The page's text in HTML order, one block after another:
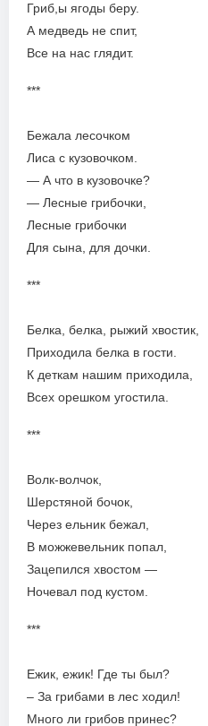
Гриб,ы ягоды беру.
А медведь не спит,
Все на нас глядит.
***
Бежала лесочком
Лиса с кузовочком.
— А что в кузовочке?
— Лесные грибочки,
Лесные грибочки
Для сына, для дочки.
***
Белка, белка, рыжий хвостик,
Приходила белка в гости.
К деткам нашим приходила,
Всех орешком угостила.
***
Волк-волчок,
Шерстяной бочок,
Через ельник бежал,
В можжевельник попал,
Зацепился хвостом —
Ночевал под кустом.
***
Ежик, ежик! Где ты был?
– За грибами в лес ходил!
Много ли грибов принес?